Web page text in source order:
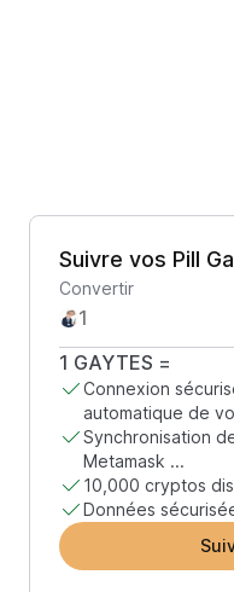
Suivre vos Pill
Convertir
1 GAYTES =
Connexion
automatique de
Synchronisation
Metamask ...
10,000 cryptos
Données